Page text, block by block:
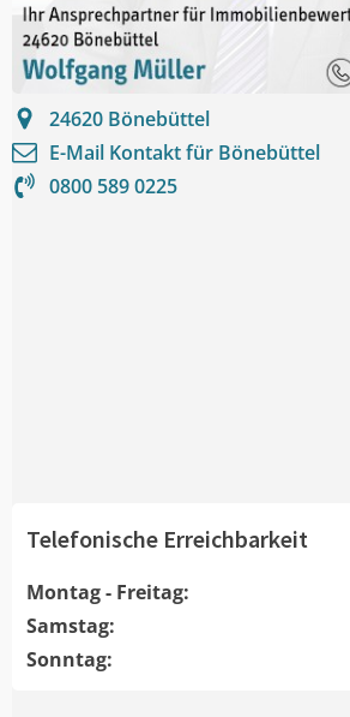
24620 Bönebüttel
E-Mail Kontakt für Bönebüttel
0800 589 0225
Telefonische Erreichbarkeit
Montag - Freitag:
Samstag:
Sonntag: